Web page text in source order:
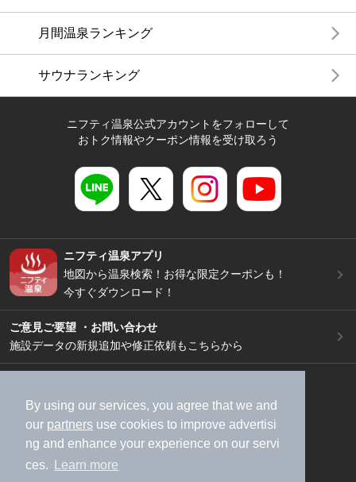
By using our services, you agree that we and
our partners use cookies to improve advertisi
ng and enhance your experience on our servi
ces.
Learn more
月間温泉ランキング
サウナランキング
ニフティ温泉公式アカウントをフォローして
おトク情報やクーポン情報を受け取ろう
ニフティ温泉アプリ
地図から温泉検索！お得な限定クーポンも！
今すぐダウンロード！
ご意見ご要望 ・お問い合わせ
施設データの新規追加や修正依頼もこちらから
加盟店募集（資料請求）
広告出稿のご案内
利用規約
ライフスタイルMEMBERS+規約
特定商取引法に基づく表記
ヘルプ
採用情報
運営会社